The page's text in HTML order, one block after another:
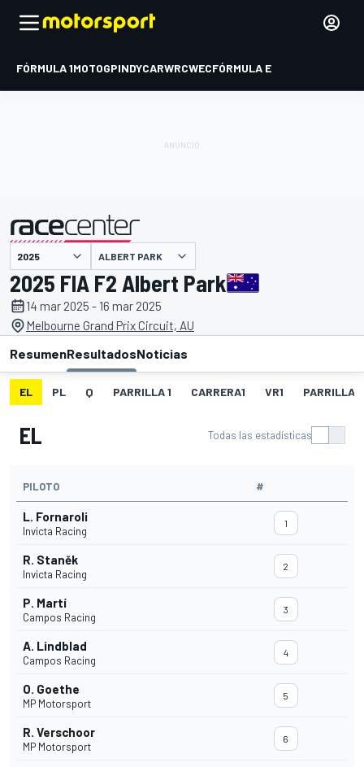
FÓRMULA 1MOTOGPINDYCARWRCWECFÓRMULA E
presentado por ALBERT PARK
2025 FIA F2 Albert Park
14 mar 2025 - 16 mar 2025
Melbourne Grand Prix Circuit, AU
ResumenResultadosNoticias
EL PL Q PARRILLA 1 CARRERA1 VR1 PARRILLA 2
EL Todas las estadísticas
PILOTO #
L. Fornaroli
Invicta Racing
1
R. Staněk
Invicta Racing
2
P. Martí
Campos Racing
3
A. Lindblad
Campos Racing
4
O. Goethe
MP Motorsport
5
R. Verschoor
MP Motorsport
6